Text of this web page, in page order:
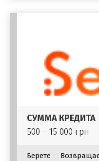
СУММА КРЕДИТА
500 – 15 000 грн
Берете